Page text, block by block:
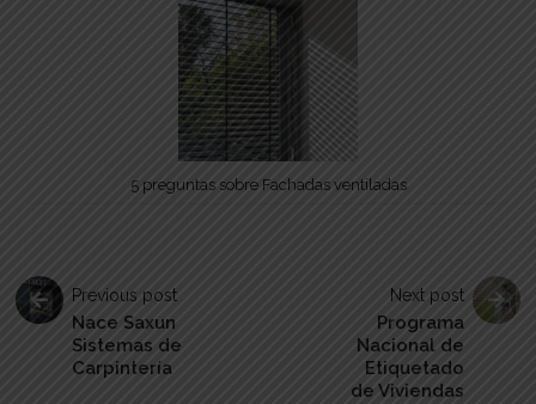
5 preguntas sobre Fachadas ventiladas
Previous post
Nace Saxun
Sistemas de
Carpintería
Next post
Programa
Nacional de
Etiquetado
de Viviendas